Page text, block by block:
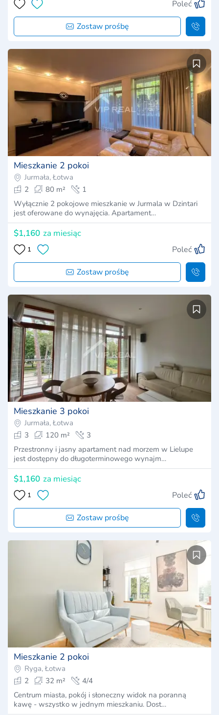
Poleć
Zostaw prośbę
Mieszkanie 2 pokoi
Jurmała, Łotwa
2
80 m²
1
Wyłącznie 2 pokojowe mieszkanie w Jurmala w Dzintari
jest oferowane do wynajęcia. Apartament…
$1,160 za miesiąc
1 Poleć
Zostaw prośbę
Mieszkanie 3 pokoi
Jurmała, Łotwa
3
120 m²
3
Przestronny i jasny apartament nad morzem w Lielupe
jest dostępny do długoterminowego wynajm…
$1,160 za miesiąc
1 Poleć
Zostaw prośbę
Mieszkanie 2 pokoi
Ryga, Łotwa
2
32 m²
4/4
Centrum miasta, pokój i słoneczny widok na poranną
kawę - wszystko w jednym mieszkaniu. Dost…